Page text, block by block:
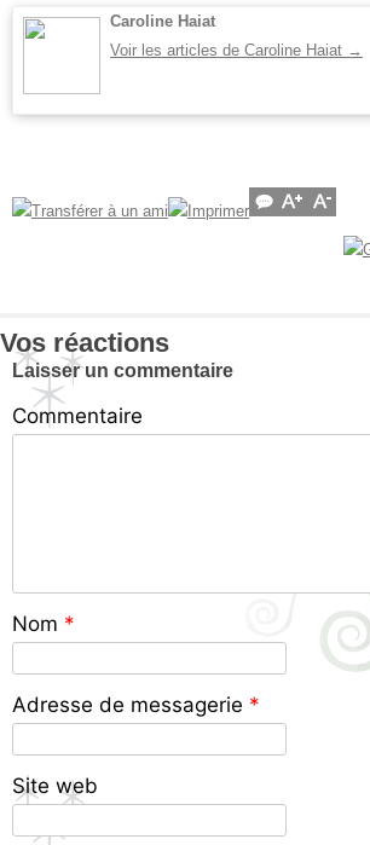
Caroline Haiat
Voir les articles de Caroline Haiat →
Vos réactions
Laisser un commentaire
Commentaire
Nom *
Adresse de messagerie *
Site web